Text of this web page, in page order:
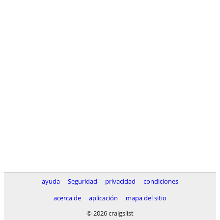
ayuda Seguridad privacidad
condiciones
acerca de
aplicación
mapa del sitio
© 2026 craigslist